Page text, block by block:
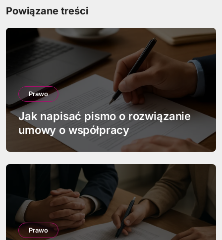
g
a
w
i
s
Powiązane treści
Prawo
Jak napisać pismo o rozwiązanie
umowy o współpracy
Prawo